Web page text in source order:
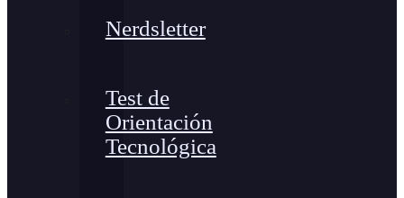
Nerdsletter
Test de
Orientación
Tecnológica